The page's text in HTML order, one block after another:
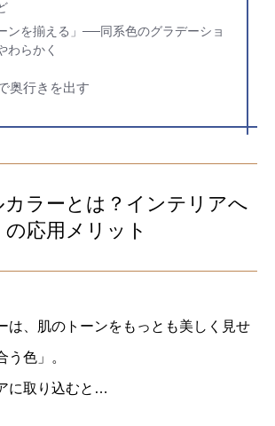
ンを揃える」──同系色のグラデーショ
わらかく
奥行きを出す
ラーとは？インテリアへ
の応用メリット
は、肌のトーンをもっとも美しく見せ
う色」。
に取り込むと…